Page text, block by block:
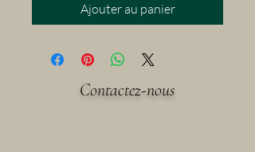
Ajouter au panier
Contactez-nous